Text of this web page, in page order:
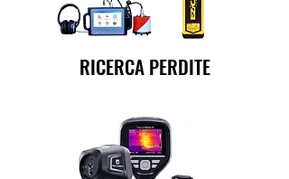
RICERCA PERDITE